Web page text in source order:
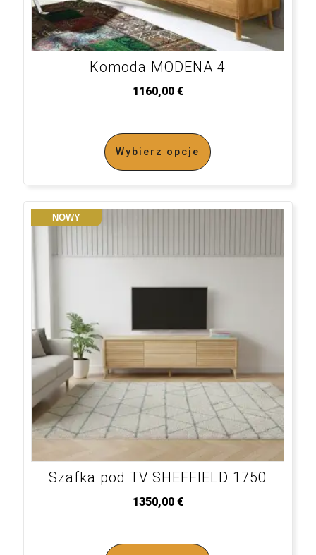
Komoda MODENA 4
1160,00 €
Wybierz opcje
NOWY
Szafka pod TV SHEFFIELD 1750
1350,00 €